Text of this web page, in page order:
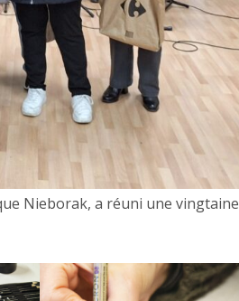
Nieborak, a réuni une vingtaine